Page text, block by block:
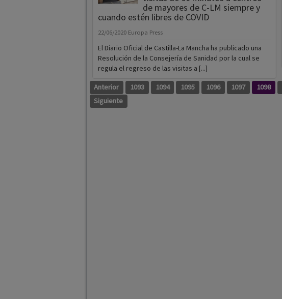
de mayores de C-LM siempre y
cuando estén libres de COVID
22/06/2020 Europa Press
El Diario Oficial de Castilla-La Mancha ha publicado una
Resolución de la Consejería de Sanidad por la cual se
regula el regreso de las visitas a [...]
Anterior 1093 1094 1095 1096 1097 1098
Siguiente